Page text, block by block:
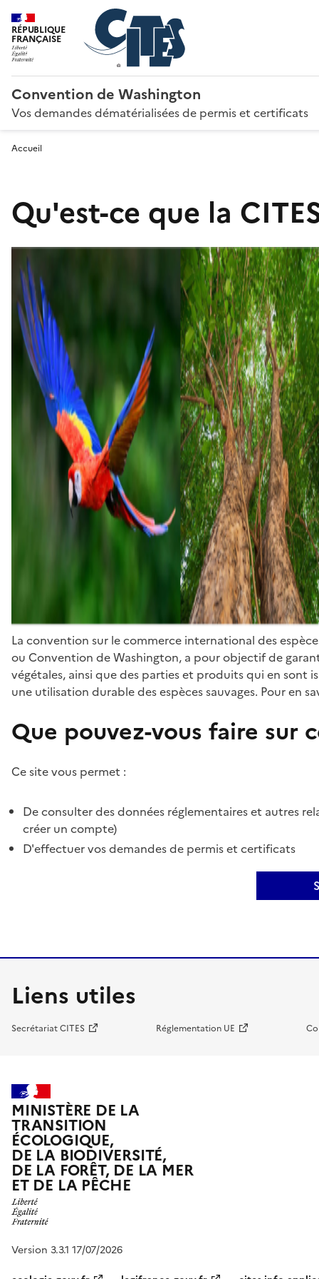
RÉPUBLIQUE
FRANÇAISE
Convention de Washington
Vos demandes dématérialisées de permis et certificats
Accueil
Qu'est-ce que la
La convention sur le commerce international des
ou Convention de Washington, a pour objectif de
végétales, ainsi que des parties et produits qui en sont
une utilisation durable des espèces sauvages. Pour en
Que pouvez-vous faire sur
Ce site vous permet :
De consulter des données réglementaires et autres
créer un compte)
D'effectuer vos demandes de permis et certificats
Liens utiles
Secrétariat CITES Réglementation UE
MINISTÈRE DE LA
TRANSITION
ÉCOLOGIQUE,
DE LA BIODIVERSITÉ,
DE LA FORÊT, DE LA MER
ET DE LA PÊCHE
Version 3.3.1 17/07/2026